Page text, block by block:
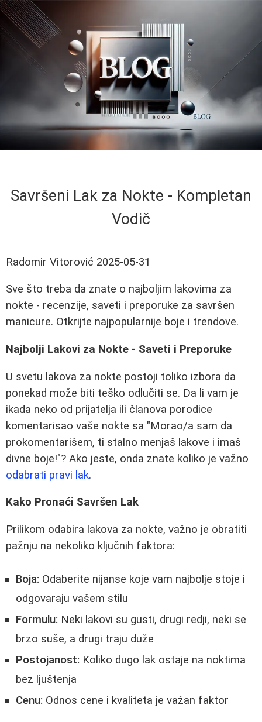
Savršeni Lak za Nokte - Kompletan
Vodič
Radomir Vitorović 2025-05-31
Sve što treba da znate o najboljim lakovima za
nokte - recenzije, saveti i preporuke za savršen
manicure. Otkrijte najpopularnije boje i trendove.
Najbolji Lakovi za Nokte - Saveti i Preporuke
U svetu lakova za nokte postoji toliko izbora da
ponekad može biti teško odlučiti se. Da li vam je
ikada neko od prijatelja ili članova porodice
komentarisao vaše nokte sa "Morao/a sam da
prokomentarišem, ti stalno menjaš lakove i imaš
divne boje!"? Ako jeste, onda znate koliko je važno
odabrati pravi lak.
Kako Pronaći Savršen Lak
Prilikom odabira lakova za nokte, važno je obratiti
pažnju na nekoliko ključnih faktora:
Boja: Odaberite nijanse koje vam najbolje stoje i
odgovaraju vašem stilu
Formulu: Neki lakovi su gusti, drugi redji, neki se
brzo suše, a drugi traju duže
Postojanost: Koliko dugo lak ostaje na noktima
bez ljuštenja
Cenu: Odnos cene i kvaliteta je važan faktor